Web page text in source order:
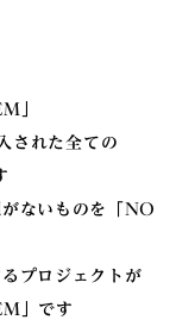
」
された全ての
ないものを「NO
プロジェクトが
」です